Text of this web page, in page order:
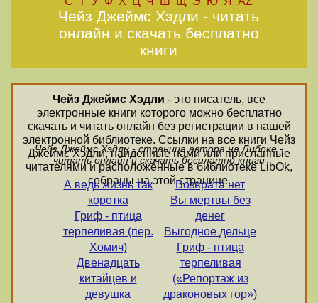
Чейз Джеймс Хэдли - читать
онлайн и скачать бесплатно
книги
Чейз Джеймс Хэдли - это писатель, все
электронные книги которого можно бесплатно
скачать и читать онлайн без регистрации в нашей
электронной библиотеке. Ссылки на все книги Чейз
Джеймс Хэдли, найденные нами или присланные
читателями и расположенные в библиотеке LibOk,
собраны на этой странице.
Чейз Джеймс Хэдли - страница автора на Либоке -
читать онлайн и скачать бесплатно книги
А ведь жизнь так
коротка
Гриф - птица
терпеливая (пер.
Хомич)
Двенадцать
китайцев и
девушка
Возврата нет
Вы мертвы без
денег
Выгодное дельце
Гриф - птица
терпеливая
(«Репортаж из
драконовых гор»)